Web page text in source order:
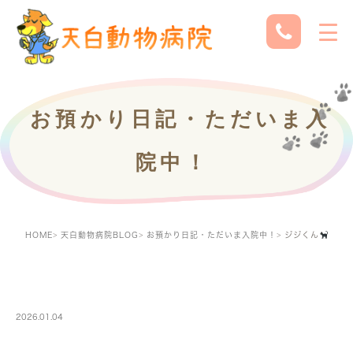
お預かり日記・ただいま入
院中！
HOME 天白動物病院BLOG お預かり日記・ただいま入院中！ ジジくん
2026.01.04